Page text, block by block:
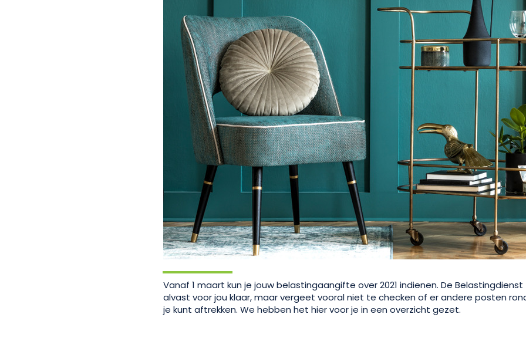
Vanaf 1 maart kun je jouw belastingaangifte over 2021 indienen. De
alvast voor jou klaar, maar vergeet vooral niet te checken of er andere posten
je kunt aftrekken. We hebben het hier voor je in een overzicht gezet.